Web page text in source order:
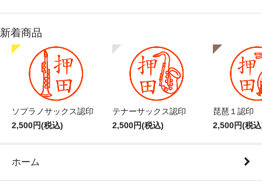
新着商品
ソプラノサックス認印
2,500円(税込)
テナーサックス認印
2,500円(税込)
琵琶１認印
2,500円(税
ホーム